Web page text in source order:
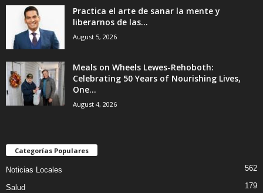
Practica el arte de sanar la mente y
liberarnos de las...
August 5, 2026
Meals on Wheels Lewes-Rehoboth:
Celebrating 50 Years of Nourishing Lives,
One...
August 4, 2026
Categorías Populares
Noticias Locales 562
Salud 179